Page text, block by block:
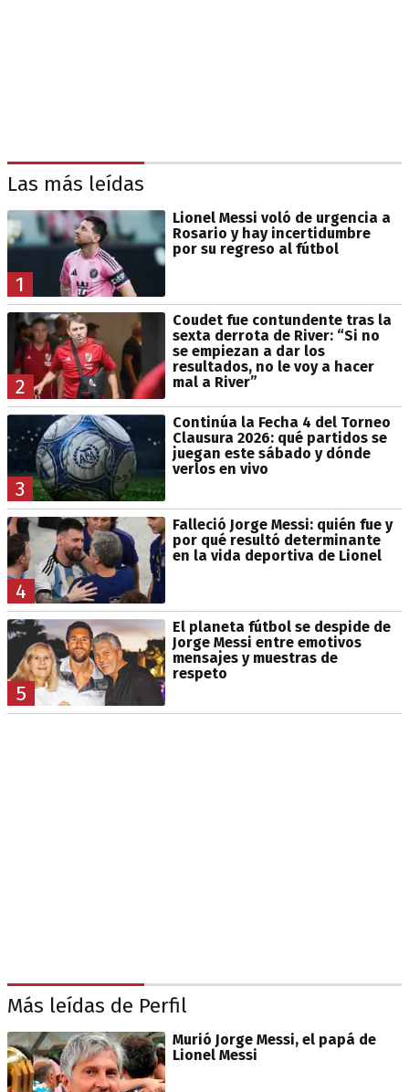
Las más leídas
1
Lionel Messi voló de urgencia a
Rosario y hay incertidumbre
por su regreso al fútbol
2
Coudet fue contundente tras la
sexta derrota de River: “Si no
se empiezan a dar los
resultados, no le voy a hacer
mal a River”
3
Continúa la Fecha 4 del Torneo
Clausura 2026: qué partidos se
juegan este sábado y dónde
verlos en vivo
4
Falleció Jorge Messi: quién fue y
por qué resultó determinante
en la vida deportiva de Lionel
5
El planeta fútbol se despide de
Jorge Messi entre emotivos
mensajes y muestras de
respeto
Más leídas de Perfil
Murió Jorge Messi, el papá de
Lionel Messi